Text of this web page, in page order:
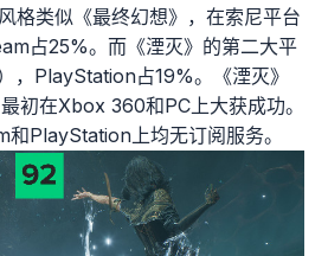
格类似《最终幻想》，在索尼平台
占25%。 而《湮灭》的第二大平
，PlayStation占19%。《湮灭》
初在Xbox 360和PC上大获成功。
和PlayStation上均无订阅服务。